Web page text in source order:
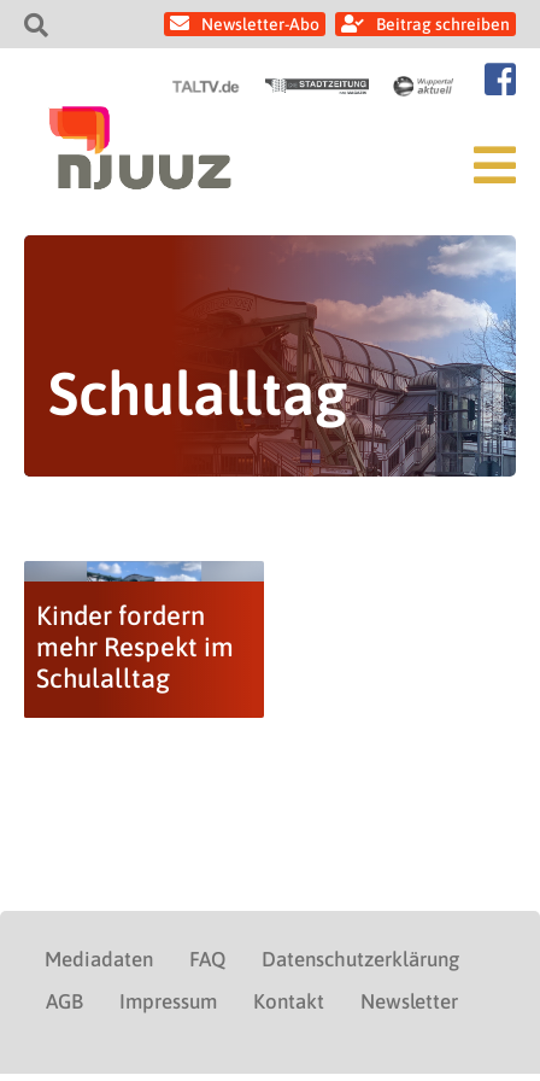
Newsletter-Abo Beitrag schreiben
Schulalltag
Kinder fordern
mehr Respekt im
Schulalltag
Mediadaten FAQ
Datenschutzerklärung
AGB
Impressum Kontakt Newsletter